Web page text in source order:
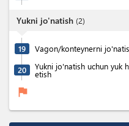
Yukni jo'natish (2)
19 Vagon/konteynerni
20 Yukni jo'natish uchun yuk
etish
flag